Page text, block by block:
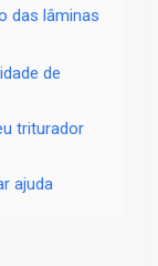
das lâminas
de
triturador
ajuda